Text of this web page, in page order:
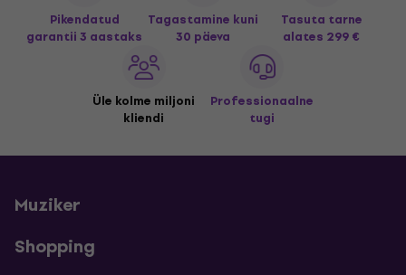
Pikendatud
garantii 3 aastaks
Tagastamine kuni
30 päeva
Tasuta tarne
alates 299 €
Üle kolme miljoni
kliendi
Professionaalne
tugi
Muziker
Shopping